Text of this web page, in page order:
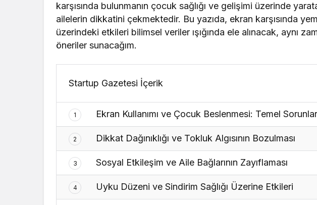
karşısında bulunmanın çocuk sağlığı ve gelişimi üzerinde
ailelerin dikkatini çekmektedir. Bu yazıda, ekran karşısında
üzerindeki etkileri bilimsel veriler ışığında ele alınacak, aynı
öneriler sunacağım.
Startup Gazetesi İçerik
1 Ekran Kullanımı ve Çocuk Beslenmesi: Temel Sorunlar
2 Dikkat Dağınıklığı ve Tokluk Algısının Bozulması
3 Sosyal Etkileşim ve Aile Bağlarının Zayıflaması
4 Uyku Düzeni ve Sindirim Sağlığı Üzerine Etkileri